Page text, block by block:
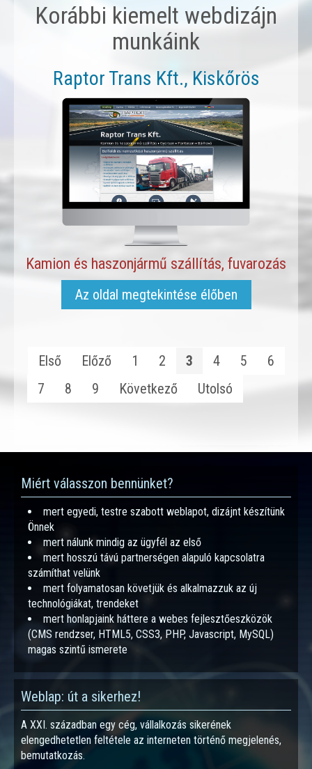
Korábbi kiemelt webdizájn
munkáink
Raptor Trans Kft., Kiskőrös
Kamion és haszonjármű szállítás, fuvarozás
Az oldal megtekintése élőben
Első Előző 1 2 3 4 5
6
7
8 9 Következő Utolsó
Miért válasszon bennünket?
mert egyedi, testre szabott weblapot, dizájnt készítünk
Önnek
mert nálunk mindig az ügyfél az első
mert hosszú távú partnerségen alapuló kapcsolatra
számíthat velünk
mert folyamatosan követjük és alkalmazzuk az új
technológiákat, trendeket
mert honlapjaink háttere a webes fejlesztőeszközök
(CMS rendzser, HTML5, CSS3, PHP, Javascript, MySQL)
magas szintű ismerete
Weblap: út a sikerhez!
A XXI. században egy cég, vállalkozás sikerének
elengedhetetlen feltétele az interneten történő megjelenés,
bemutatkozás.